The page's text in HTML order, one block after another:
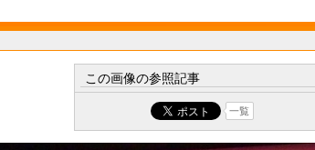
この画像の参照記事
一覧